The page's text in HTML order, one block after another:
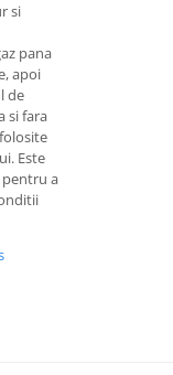
si
pana
apoi
de
si fara
Este
pentru a